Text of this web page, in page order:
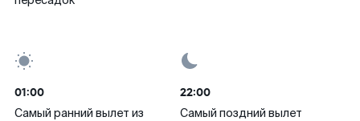
01:00
Самый ранний вылет из
22:00
Самый поздний вылет